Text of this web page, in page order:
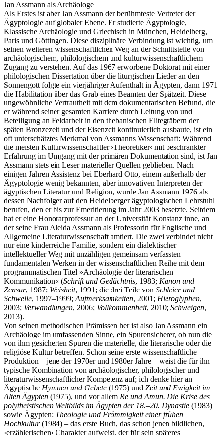
Jan Assmann als Archäologe
Als Erstes ist aber Jan Assmann der berühmteste Vertreter der
Ägyptologie auf globaler Ebene. Er studierte Ägyptologie,
Klassische Archäologie und Griechisch in München, Heidelberg,
Paris und Göttingen. Diese disziplinäre Verbindung ist wichtig, um
seinen weiteren wissenschaftlichen Weg an der Schnittstelle von
archäologischem, philologischem und kulturwissenschaftlichem
Zugang zu verstehen. Auf das 1967 erworbene Doktorat mit einer
philologischen Dissertation über die liturgischen Lieder an den
Sonnengott folgte ein vierjähriger Aufenthalt in Ägypten, dann 1971
die Habilitation über das Grab eines Beamten der Spätzeit. Diese
ungewöhnliche Vertrautheit mit dem dokumentarischen Befund, die
er während seiner gesamten Karriere durch Leitung von und
Beteiligung an Feldarbeit in den thebanischen Elitegräbern der
späten Bronzezeit und der Eisenzeit kontinuierlich ausbaute, ist ein
oft unterschätztes Merkmal von Assmanns Wissenschaft: Während
die meisten Kulturwissenschaftler ›Theoretiker‹ mit beschränkter
Erfahrung im Umgang mit der primären Dokumentation sind, ist Jan
Assmann stets ein Leser materieller Quellen geblieben. Nach
einigen Jahren Assistenz bei Eberhard Otto, einem außerhalb der
Ägyptologie wenig bekannten, aber innovativen Interpreten der
ägyptischen Literatur und Religion, wurde Jan Assmann 1976 als
dessen Nachfolger auf den Heidelberger ägyptologischen Lehrstuhl
berufen, den er bis zur Emeritierung im Jahr 2003 besetzte. Seitdem
hat er eine Honorarprofessur an der Universität Konstanz inne, an
der seine Frau Aleida Assmann als Professorin für Englische und
Allgemeine Literaturwissenschaft amtiert. Die zwei verbindet nicht
nur eine kinderreiche Familie, sondern ein dialektischer
intellektueller Weg mit unzähligen gemeinsam verfassten
fundamentalen Werken in der wissenschaftlichen Reihe mit dem
programmatischen Titel »Archäologie der literarischen
Kommunikation« (Schrift und Gedächtnis, 1983; Kanon und
Zensur, 1987; Weisheit, 1991; die drei Teile von Schleier und
Schwelle, 1997–1999; Aufmerksamkeiten, 2001; Hieroglyphen,
2003; Verwandlungen, 2006; Vollkommenheit, 2010; Schweigen,
2013).
Von seinen methodischen Prämissen her ist also Jan Assmann ein
Archäologe im umfassenden Sinne, ein Spurensicherer, ob nun die
von ihm gesicherten Spuren die materielle, die literarische oder die
religiöse Kultur betreffen. Schon seine erste wissenschaftliche
Produktion – jene der 1970er und 1980er Jahre – weist die für ihn
typische Kombination von archäologischer, philologischer und
literaturwissenschaftlicher Kompetenz auf; ich denke hier an
Ägyptische Hymnen und Gebete (1975) und Zeit und Ewigkeit im
Alten Ägypten (1975), und vor allem Re und Amun. Die Krise des
polytheistischen Weltbilds im Ägypten der 18.–20. Dynastie (1983)
sowie Ägypten: Theologie und Frömmigkeit einer frühen
Hochkultur(1984) – das erste Buch, das schon jenen bildlichen,
›erzählerischen‹ Charakter aufweist, der für sein späteres